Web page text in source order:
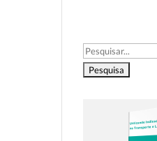
Pesquisar
por: